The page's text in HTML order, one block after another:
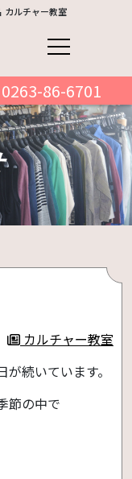
カルチャー教室
86-6701
カルチャー教室
続いています。
節の中で